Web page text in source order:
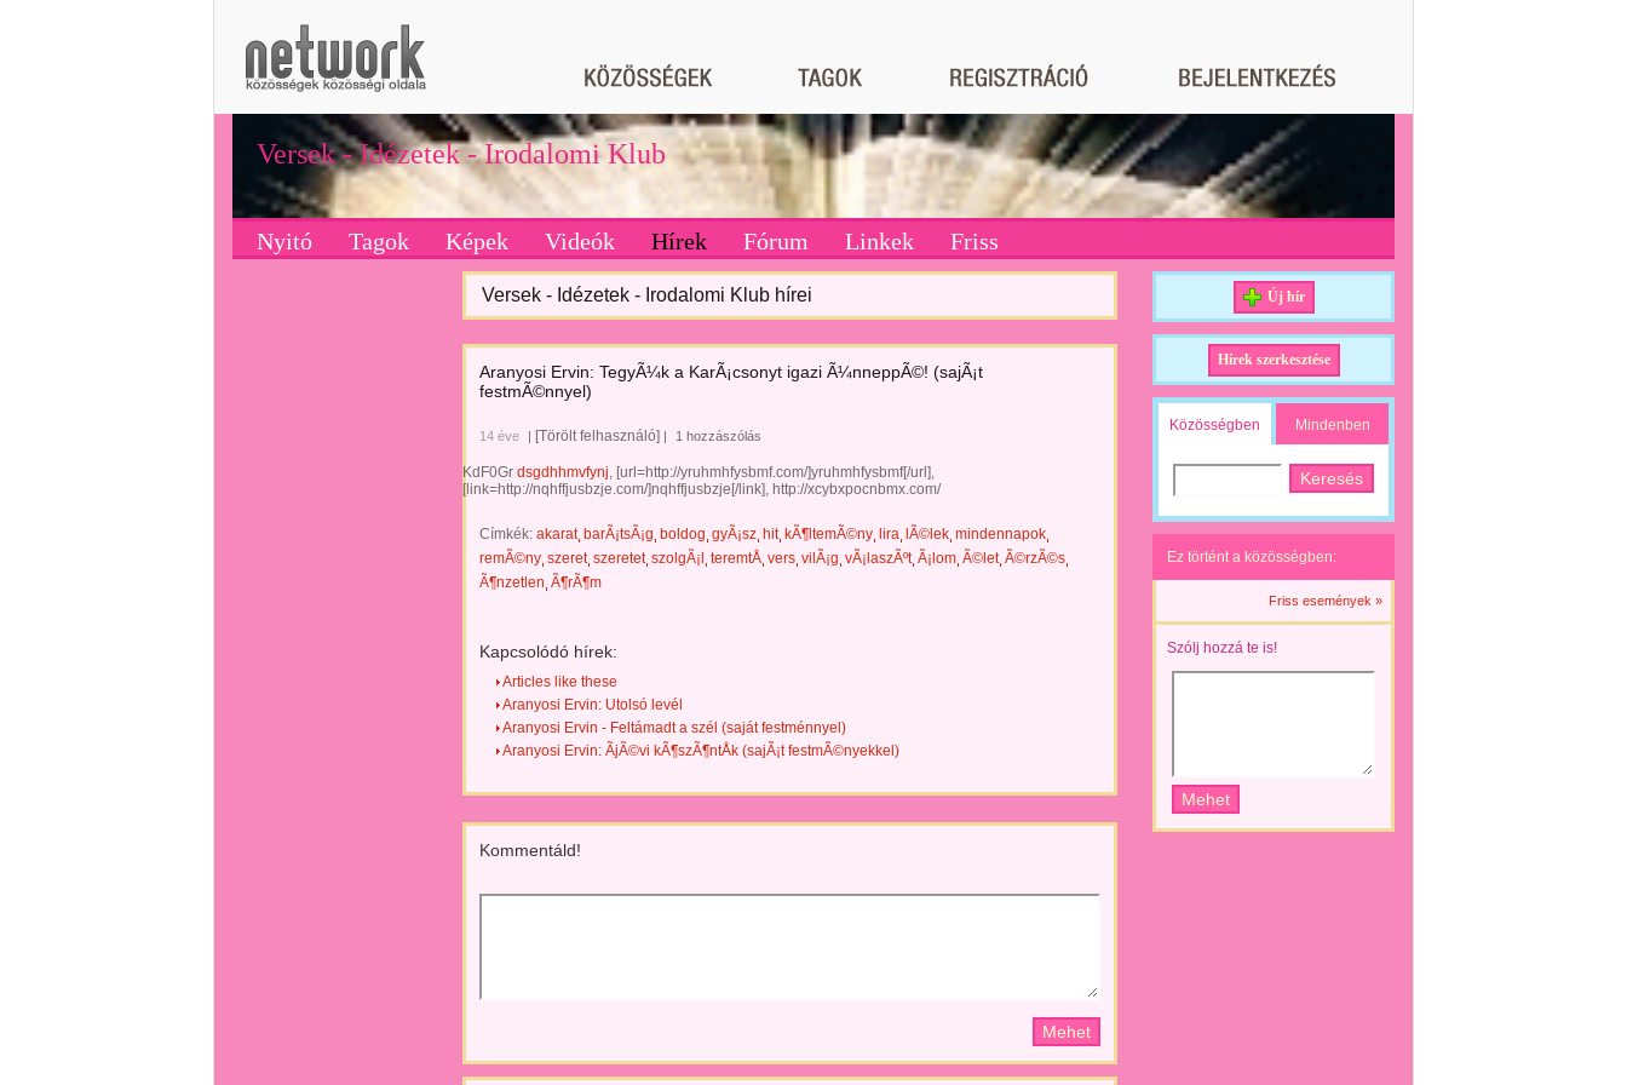
Versek - Idézetek - Irodalomi Klub
Nyitó Tagok Képek Videók Hírek Fórum Linkek Friss
Versek - Idézetek - Irodalomi Klub hírei
Aranyosi Ervin: TegyÃ¼k a KarÃ¡csonyt igazi Ã¼nneppÃ©! (sajÃ¡t
festmÃ©nnyel)
14 éve | [Törölt felhasználó] | 1 hozzászólás
KdF0Gr dsgdhhmvfynj, [url=http://yruhmhfysbmf.com/]yruhmhfysbmf[/url],
[link=http://nqhffjusbzje.com/]nqhffjusbzje[/link], http://xcybxpocnbmx.com/
Címkék: akarat barÃ¡tsÃ¡g boldog gyÃ¡sz hit kÃ¶ltemÃ©ny lira lÃ©lek mindennapok
remÃ©ny szeret szeretet szolgÃ¡l teremtÅ vers vilÃ¡g vÃ¡laszÃºt Ã¡lom Ã©let Ã©rzÃ©s
Ã¶nzetlen Ã¶rÃ¶m
Kapcsolódó hírek:
Articles like these
Aranyosi Ervin: Utolsó levél
Aranyosi Ervin - Feltámadt a szél (saját festménnyel)
Aranyosi Ervin: ÃjÃ©vi kÃ¶szÃ¶ntÅk (sajÃ¡t festmÃ©nyekkel)
Kommentáld!
Új hír
Hírek szerkesztése
Közösségben Mindenben
Ez történt a közösségben:
Friss események »
Szólj hozzá te is!